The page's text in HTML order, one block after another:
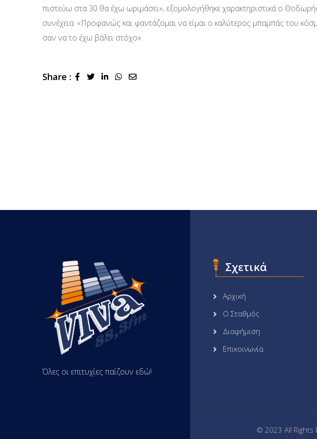
πιστεύω στα 30 θα έχω ωριμάσει», εξομολογήθηκε χαρακτηριστικά ο
συνέχεια: «Προφανώς και φαντάζομαι να είμαι ο καλύτερος μπαμπάς του
σαν να το έχω βάλει στόχο».
Share : LinkedInWhatsapp
Share
Όλες οι επιτυχίες παίζουν εδώ!
Σχετικά
Αρχική
Ο Σταθμός
Διαφήμιση
Επικοινωνία
© 2023 All Rights